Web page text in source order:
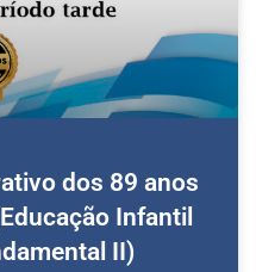
dos 89 anos
Infantil
II)